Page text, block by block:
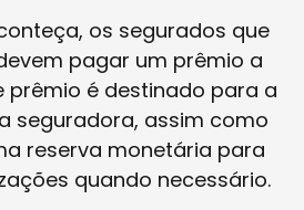
os segurados que
pagar um prêmio a
prêmio é destinado para a
seguradora, assim como
reserva monetária para
quando necessário.